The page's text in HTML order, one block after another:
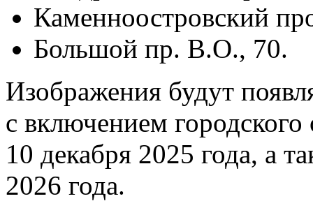
Каменноостровский
Большой пр. В.О., 70.
Изображения будут
с включением
10 декабря 2025 года, а
2026 года.